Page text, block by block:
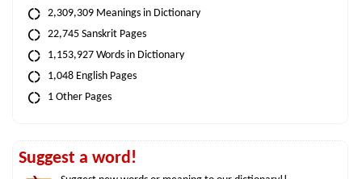
2,309,309 Meanings in Dictionary
22,745 Sanskrit Pages
1,153,927 Words in Dictionary
1,048 English Pages
1 Other Pages
Suggest a word!